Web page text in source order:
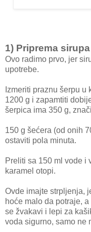
1) Priprema sirupa
Ovo radimo prvo, jer
upotrebe.
Izmeriti praznu šerpu
1200 g i zapamtiti
šerpica ima 350 g,
150 g šećera (od onih
ostaviti pola minuta.
Preliti sa 150 ml vode i
karamel otopi.
Ovde imajte strpljenja,
hoće malo da potraje,
se žvakavi i lepi za
voda sigurno, samo ne